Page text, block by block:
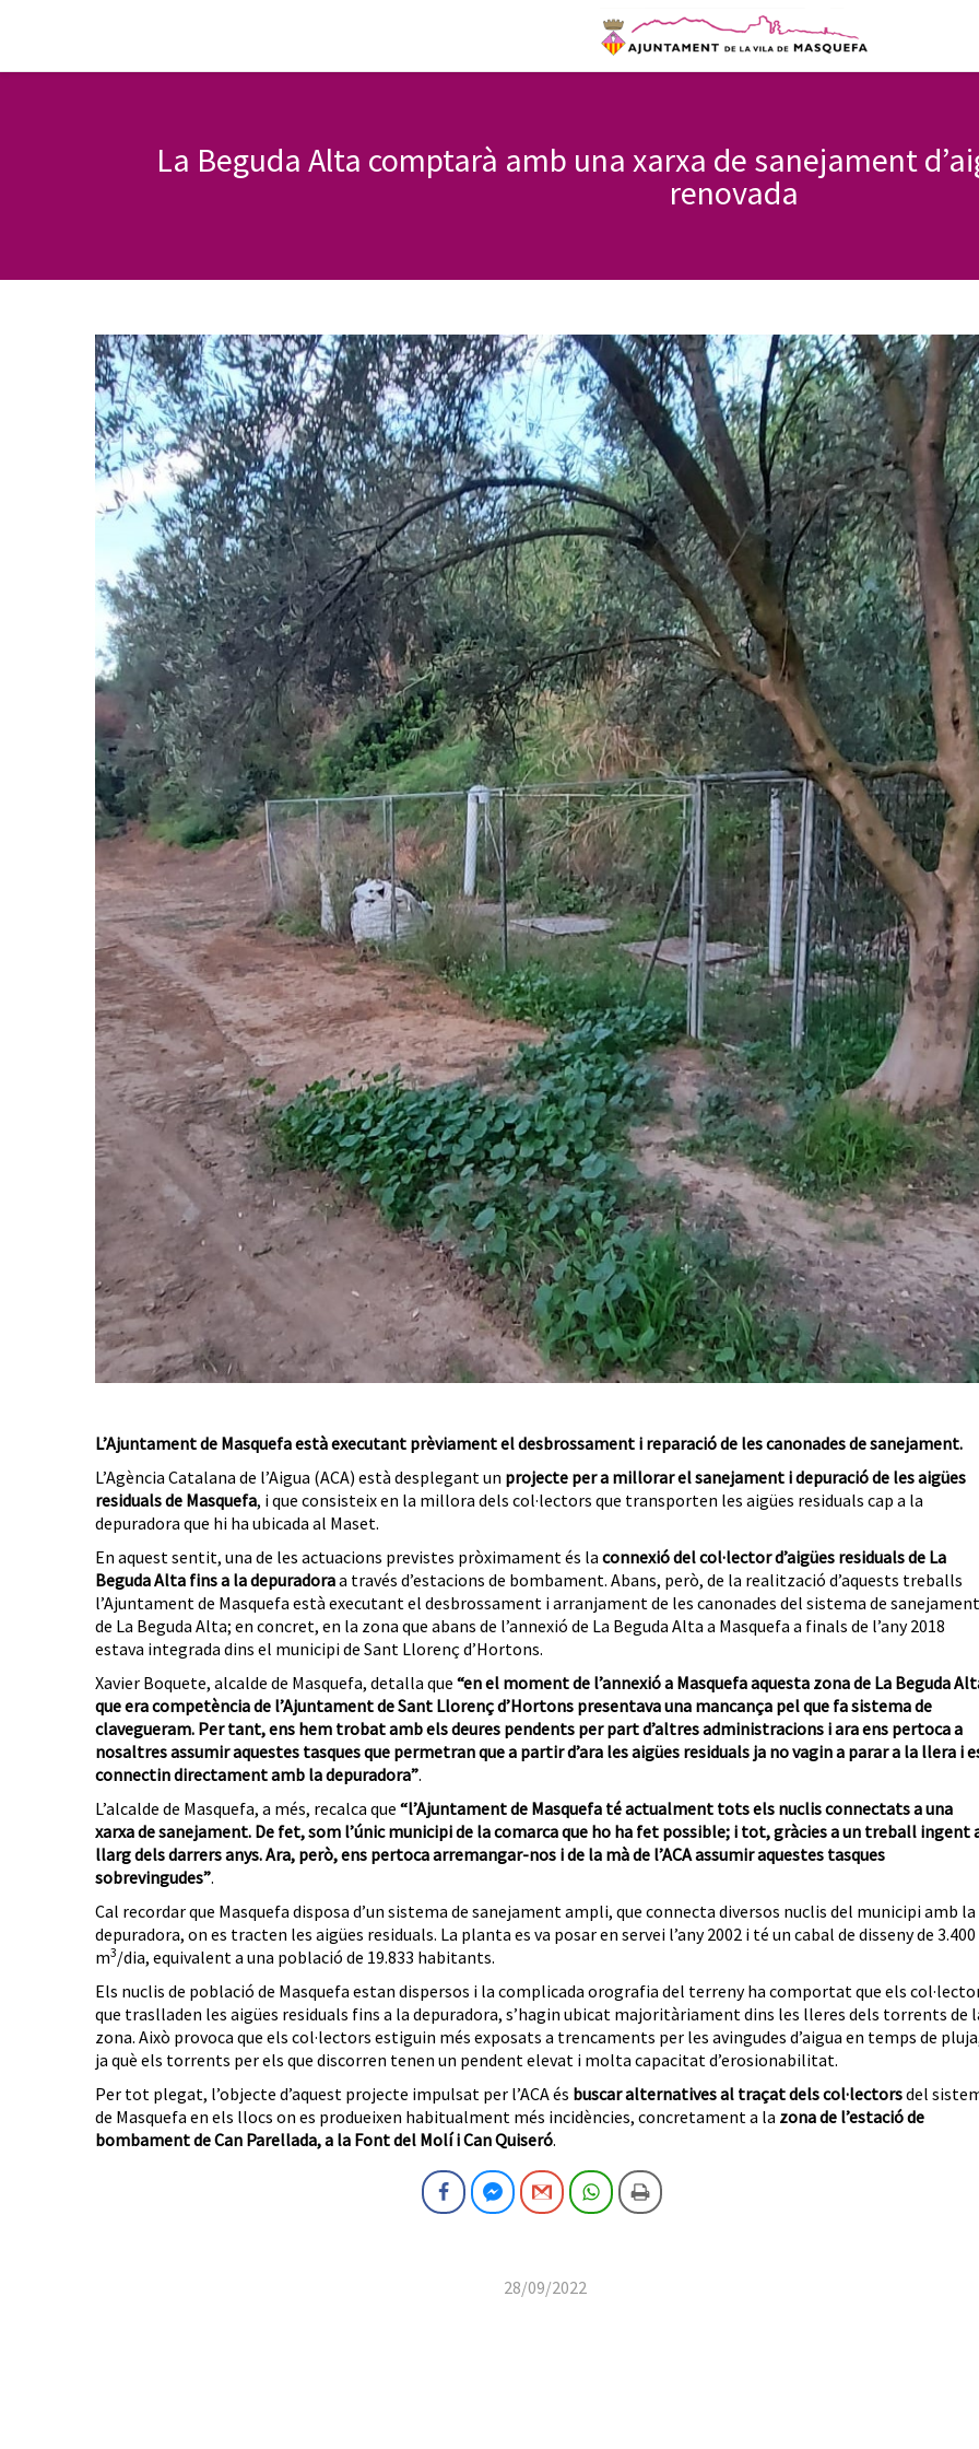
La Beguda Alta comptarà amb una xarxa de sanejament
renovada
L’Ajuntament de Masquefa està executant prèviament el desbrossament i reparació de les canonades de sanejament.
L’Agència Catalana de l’Aigua (ACA) està desplegant un projecte per a millorar el sanejament i depuració de les aigües
residuals de Masquefa, i que consisteix en la millora dels col·lectors que transporten les aigües residuals cap a la
depuradora que hi ha ubicada al Maset.
En aquest sentit, una de les actuacions previstes pròximament és la connexió del col·lector d’aigües residuals de La
Beguda Alta fins a la depuradoraa través d’estacions de bombament. Abans, però, de la realització d’aquests treballs
l’Ajuntament de Masquefa està executant el desbrossament i arranjament de les canonades del sistema de sanejament
de La Beguda Alta; en concret, en la zona que abans de l’annexió de La Beguda Alta a Masquefa a finals de l’any 2018
estava integrada dins el municipi de Sant Llorenç d’Hortons.
Xavier Boquete, alcalde de Masquefa, detalla que “en el moment de l’annexió a Masquefa aquesta zona de La Beguda
que era competència de l’Ajuntament de Sant Llorenç d’Hortons presentava una mancança pel que fa sistema de
clavegueram. Per tant, ens hem trobat amb els deures pendents per part d’altres administracions i ara ens pertoca a
nosaltres assumir aquestes tasques que permetran que a partir d’ara les aigües residuals ja no vagin a parar a la llera i
connectin directament amb la depuradora”.
L’alcalde de Masquefa, a més, recalca que “l’Ajuntament de Masquefa té actualment tots els nuclis connectats a una
xarxa de sanejament. De fet, som l’únic municipi de la comarca que ho ha fet possible; i tot, gràcies a un treball ingent
llarg dels darrers anys. Ara, però, ens pertoca arremangar-nos i de la mà de l’ACA assumir aquestes tasques
sobrevingudes”.
Cal recordar que Masquefa disposa d’un sistema de sanejament ampli, que connecta diversos nuclis del municipi amb la
depuradora, on es tracten les aigües residuals. La planta es va posar en servei l’any 2002 i té un cabal de disseny de 3.400
m3/dia, equivalent a una població de 19.833 habitants.
Els nuclis de població de Masquefa estan dispersos i la complicada orografia del terreny ha comportat que els
que traslladen les aigües residuals fins a la depuradora, s’hagin ubicat majoritàriament dins les lleres dels torrents de
zona. Això provoca que els col·lectors estiguin més exposats a trencaments per les avingudes d’aigua en temps de
ja què els torrents per els que discorren tenen un pendent elevat i molta capacitat d’erosionabilitat.
Per tot plegat, l’objecte d’aquest projecte impulsat per l’ACA és buscar alternatives al traçat dels col·lectorsdel
de Masquefa en els llocs on es produeixen habitualment més incidències, concretament a la zona de l’estació de
bombament de Can Parellada, a la Font del Molí i Can Quiseró.
FacebookFacebook Messenger
Gmail WhatsAppImprimeix
28/09/2022